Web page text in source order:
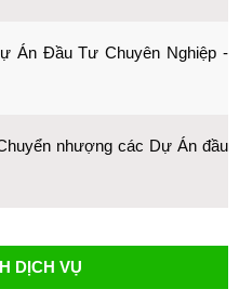
Án Đầu Tư Chuyên Nghiệp -
nhượng các Dự Án đầu
DỊCH VỤ